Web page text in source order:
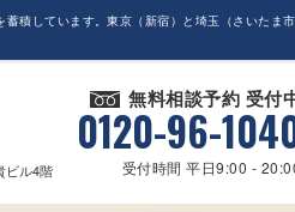
積しています。東京（新宿）と埼玉（さいたま市
ビル4階
無料相談予約 受付
0120-96-
受付時間 平日9:00 -